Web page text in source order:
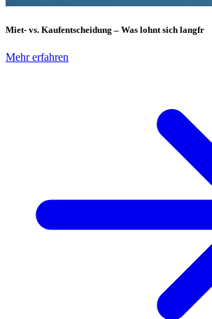
Miet- vs. Kaufentscheidung – Was lohnt sich langfr
Mehr erfahren